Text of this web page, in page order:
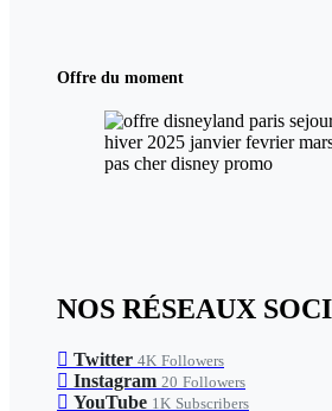
Offre du moment
NOS RÉSEAUX
Twitter 4K Followers
Instagram 20 Followers
YouTube 1K Subscribers